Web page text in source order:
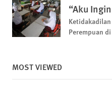
“Aku
Perempuan
MOST VIEWED